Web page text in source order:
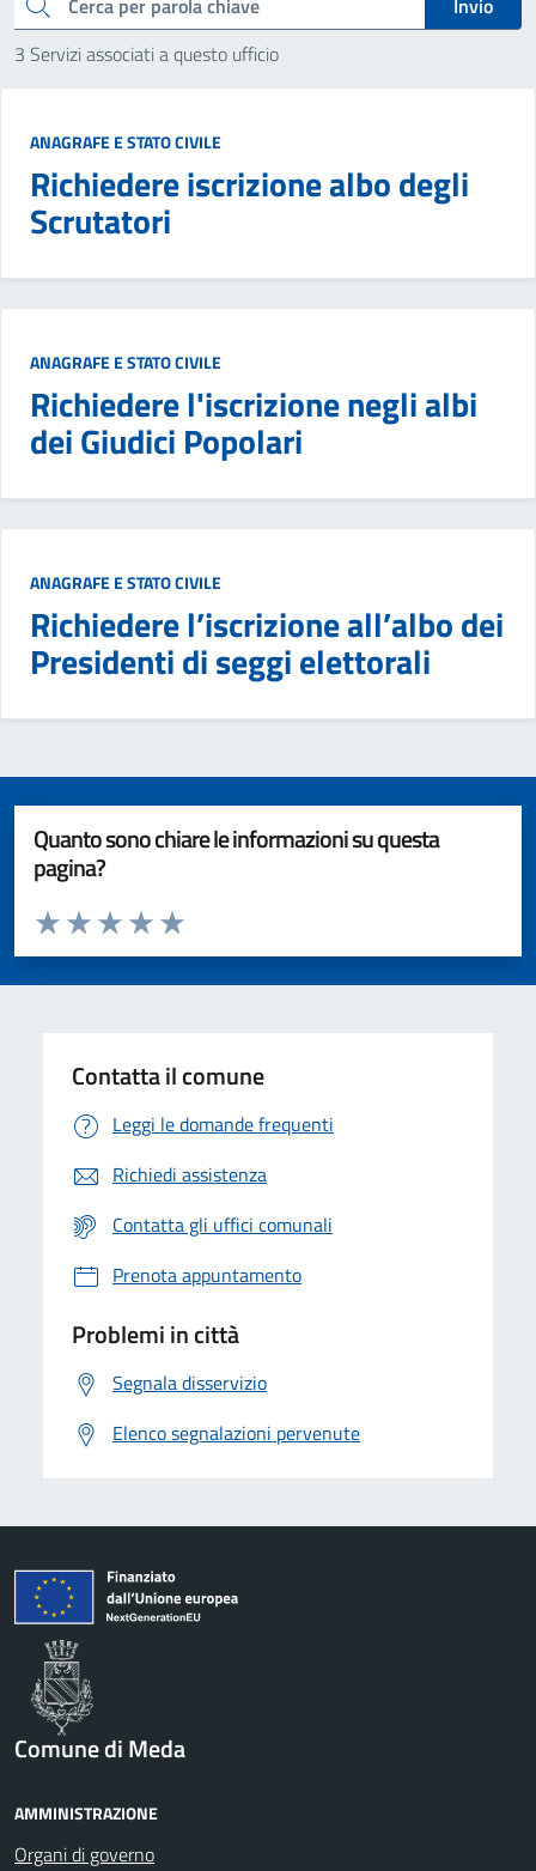
3 Servizi associati a questo ufficio
ANAGRAFE E STATO CIVILE
Richiedere iscrizione albo degli
Scrutatori
ANAGRAFE E STATO CIVILE
Richiedere l'iscrizione negli albi
dei Giudici Popolari
ANAGRAFE E STATO CIVILE
Richiedere l’iscrizione all’albo dei
Presidenti di seggi elettorali
Quanto sono chiare le informazioni su questa
pagina?
Valuta da 1 a 5 stelle la pagina
Valuta 5 stelle su 5
Valuta 4 stelle su 5
Valuta 3 stelle su 5
Valuta 2 stelle su 5
Valuta 1 stelle su 5
Contatta il comune
Leggi le domande frequenti
Richiedi assistenza
Contatta gli uffici comunali
Prenota appuntamento
Problemi in città
Segnala disservizio
Elenco segnalazioni pervenute
Comune di Meda
AMMINISTRAZIONE
Organi di governo